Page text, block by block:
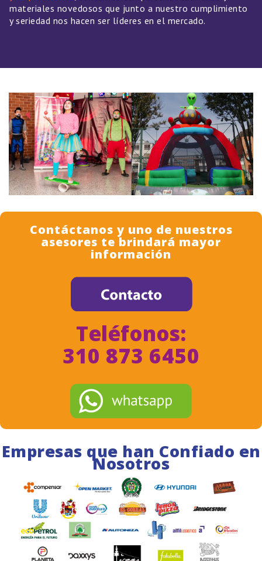
materiales novedosos que junto a nuestro cumplimiento
y seriedad nos hacen ser líderes en el mercado.
Contáctanos y uno de nuestros
asesores te brindará mayor
información
Teléfonos:
310 873 6450
Empresas que han Confiado en
Nosotros